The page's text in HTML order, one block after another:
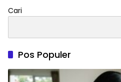
Cari
Pos Populer